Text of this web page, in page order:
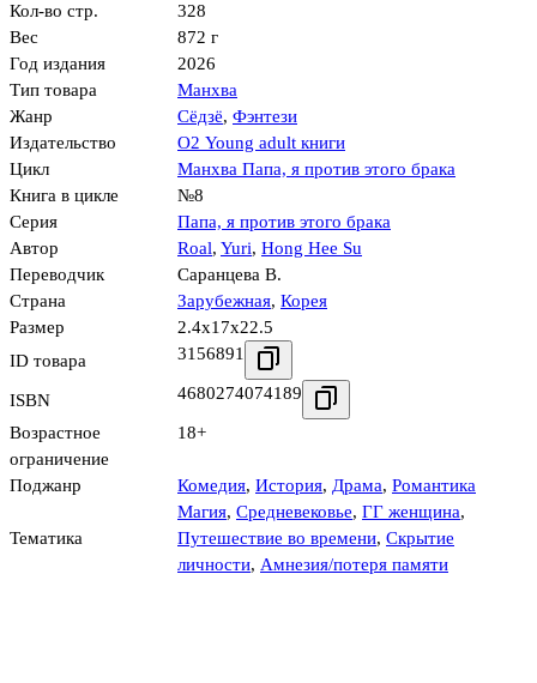
Кол-во стр.
328
Вес
872 г
Год издания
2026
Тип товара
Манхва
Жанр
Сёдзё, Фэнтези
Издательство
О2 Young adult книги
Цикл
Манхва Папа, я против этого брака
Книга в цикле
№8
Серия
Папа, я против этого брака
Автор
Roal, Yuri, Hong Hee Su
Переводчик
Саранцева В.
Страна
Зарубежная, Корея
Размер
2.4x17x22.5
ID товара
3156891
ISBN 4680274074189
Возрастное
ограничение
18+
Поджанр Комедия, История, Драма, Романтика
Тематика
Магия, Средневековье, ГГ женщина,
Путешествие во времени, Скрытие
личности, Амнезия/потеря памяти